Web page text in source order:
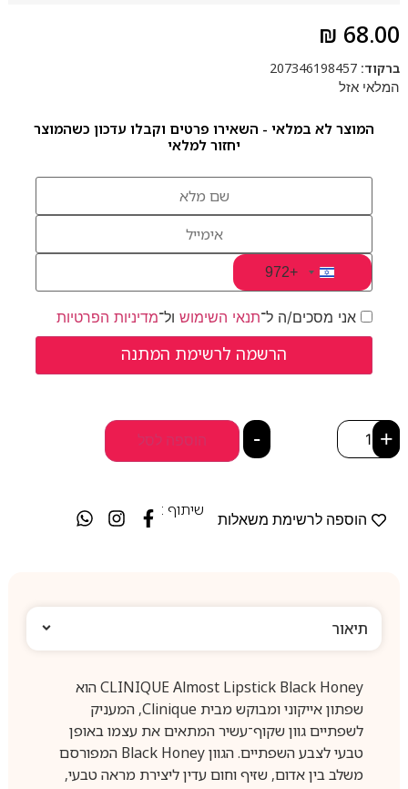
₪ 68.00
ברקוד: 207346198457
המלאי אזל
המוצר לא במלאי - השאירו פרטים וקבלו עדכון כשהמוצר
יחזור למלאי
Israel +972
+972
אני מסכים/ה ל־תנאי השימושול־מדיניות הפרטיות
- + הוספה לסל
הוספה לרשימת משאלות
שיתוף :
תיאור
CLINIQUE Almost Lipstick Black Honey הוא
שפתון אייקוני ומבוקש מבית Clinique, המעניק
לשפתיים גוון שקוף־עשיר המתאים את עצמו באופן
טבעי לצבע השפתיים. הגוון Black Honey המפורסם
משלב בין אדום, שזיף וחום עדין ליצירת מראה טבעי,